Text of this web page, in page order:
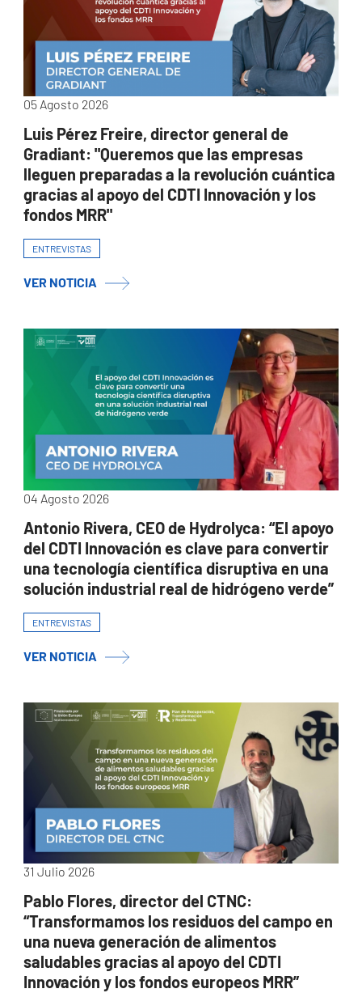
05 Agosto 2026
Luis Pérez Freire, director general de
Gradiant: "Queremos que las empresas
lleguen preparadas a la revolución cuántica
gracias al apoyo del CDTI Innovación y los
fondos MRR"
ENTREVISTAS
VER NOTICIA
04 Agosto 2026
Antonio Rivera, CEO de Hydrolyca: “El apoyo
del CDTI Innovación es clave para convertir
una tecnología científica disruptiva en una
solución industrial real de hidrógeno verde”
ENTREVISTAS
VER NOTICIA
31 Julio 2026
Pablo Flores, director del CTNC:
“Transformamos los residuos del campo en
una nueva generación de alimentos
saludables gracias al apoyo del CDTI
Innovación y los fondos europeos MRR”